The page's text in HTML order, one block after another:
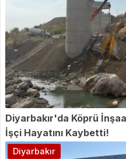
Diyarbakır'da Köprü
İşçi Hayatını Kaybetti!
Diyarbakır